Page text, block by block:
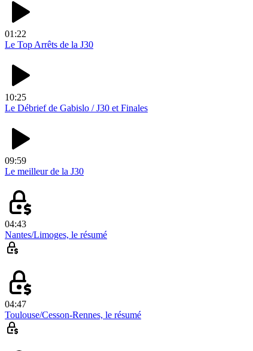
01:22
Le Top Arrêts de la J30
10:25
Le Débrief de Gabislo / J30 et Finales
09:59
Le meilleur de la J30
04:43
Nantes/Limoges, le résumé
04:47
Toulouse/Cesson-Rennes, le résumé